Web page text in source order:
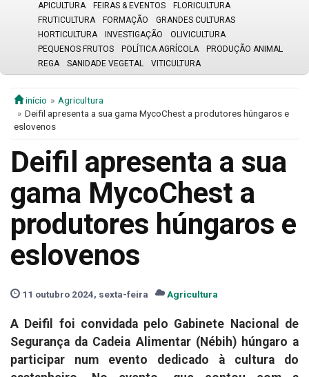
APICULTURA
FEIRAS & EVENTOS
FLORICULTURA
FRUTICULTURA
FORMAÇÃO
GRANDES CULTURAS
HORTICULTURA
INVESTIGAÇÃO
OLIVICULTURA
PEQUENOS FRUTOS
POLÍTICA AGRÍCOLA
PRODUÇÃO ANIMAL
REGA
SANIDADE VEGETAL VITICULTURA
início
Agricultura
Deifil apresenta a sua gama MycoChest a produtores húngaros e
eslovenos
Deifil apresenta a sua
gama MycoChest a
produtores húngaros e
eslovenos
11 outubro 2024, sexta-feira Agricultura
A Deifil foi convidada pelo Gabinete Nacional de
Segurança da Cadeia Alimentar (Nébih) húngaro a
participar num evento dedicado à cultura do